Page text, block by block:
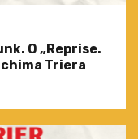
O „Reprise.
Triera